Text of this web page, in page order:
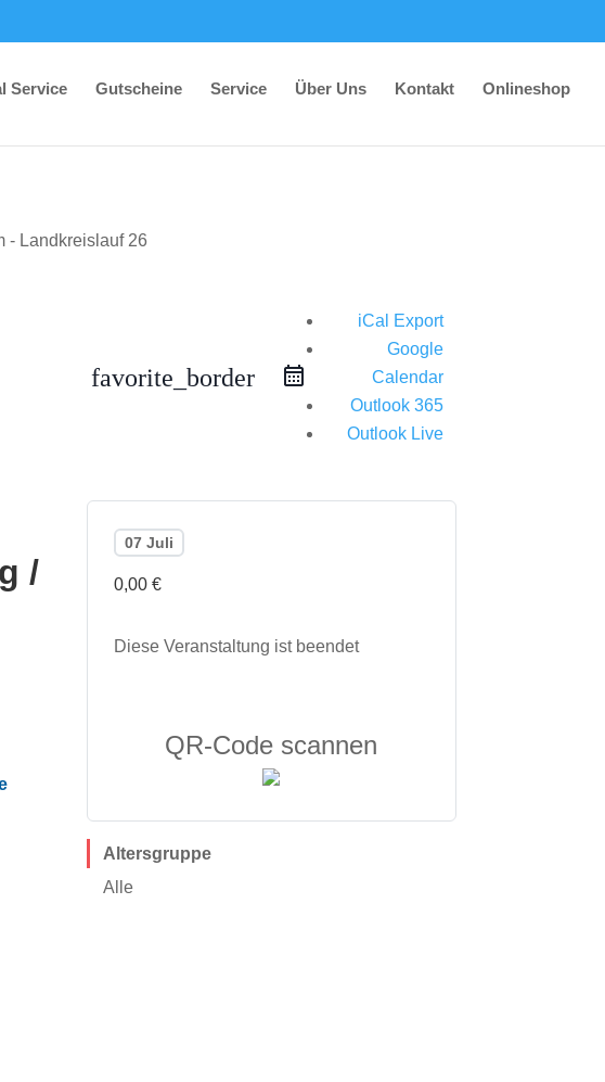
Service Gutscheine Service Über Uns Kontakt Onlineshop
favorite_border
iCal Export
Google
Calendar
Outlook 365
Outlook Live
/
07 Juli
0,00 €
Diese Veranstaltung ist beendet
QR-Code scannen
Altersgruppe
Alle